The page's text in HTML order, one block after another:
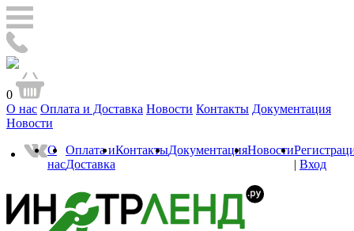
0
О нас Оплата и Доставка Новости Контакты Документация
Новости
О
нас
Оплата и
Доставка
КонтактыДокументацияНовости
| Вход